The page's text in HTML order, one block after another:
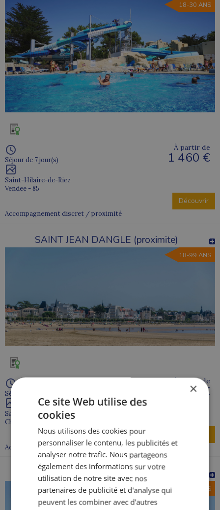
18-30 ANS
Séjour de 7 jour(s)
Saint-Hilaire-de-Riez
Vendee - 85
À partir de
1 460 €
Découvrir
Accompagnement discret / proximité
SAINT JEAN DANGLE (proximite)
18-99 ANS
Séjour de 7 jour(s)
Saint Jean d'Angle
Charente maritime - 17
À partir de
1 300 €
Accompagnement proximité
ARVERT (discret)
18-99 ANS
×
Ce site Web utilise des
cookies
Nous utilisons des cookies pour
personnaliser le contenu, les publicités et
analyser notre trafic. Nous partageons
également des informations sur votre
utilisation de notre site avec nos
partenaires de publicité et d'analyse qui
peuvent les combiner avec d'autres